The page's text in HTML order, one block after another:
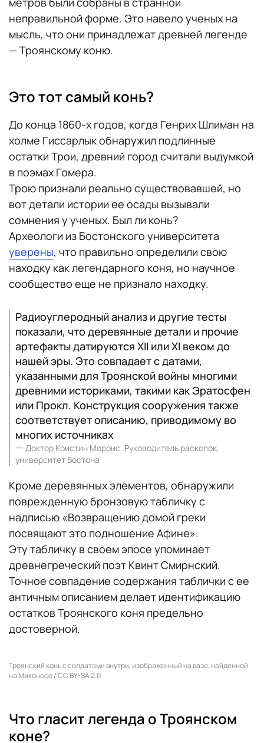
неправильной форме. Это навело ученых на
мысль, что они принадлежат древней легенде
— Троянскому коню.
Это тот самый конь?
До конца 1860-х годов, когда Генрих Шлиман на
холме Гиссарлык обнаружил подлинные
остатки Трои, древний город считали выдумкой
в поэмах Гомера.
Трою признали реально существовавшей, но
вот детали истории ее осады вызывали
сомнения у ученых. Был ли конь?
Археологи из Бостонского университета
уверены, что правильно определили свою
находку как легендарного коня, но научное
сообщество еще не признало находку.
Радиоуглеродный анализ и другие тесты
показали, что деревянные детали и прочие
артефакты датируются XII или XI веком до
нашей эры. Это совпадает с датами,
указанными для Троянской войны многими
древними историками, такими как Эратосфен
или Прокл. Конструкция сооружения также
соответствует описанию, приводимому во
многих источниках
一 Доктор Кристин Моррис, Руководитель раскопок,
университет Бостона
Кроме деревянных элементов, обнаружили
поврежденную бронзовую табличку с
надписью «Возвращению домой греки
посвящают это подношение Афине».
Эту табличку в своем эпосе упоминает
древнегреческий поэт Квинт Смирнский.
Точное совпадение содержания таблички с ее
античным описанием делает идентификацию
остатков Троянского коня предельно
достоверной.
Троянский конь с солдатами внутри, изображенный на вазе, найденной
на Миконосе / CC BY-SA 2.0
Что гласит легенда о Троянском
коне?